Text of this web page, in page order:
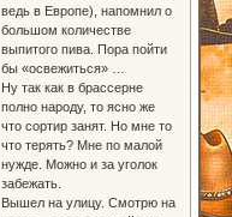
ведь в Европе), напомнил о
большом количестве
выпитого пива. Пора пойти
бы «освежиться» …
Ну так как в брассерне
полно народу, то ясно же
что сортир занят. Но мне то
что терять? Мне по малой
нужде. Можно и за уголок
забежать.
Вышел на улицу. Смотрю на